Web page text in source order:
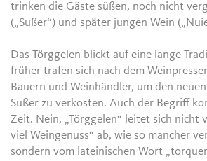
trinken die Gäste süßen, noch nicht
(„Sußer“) und später jungen Wein
Das Törggelen blickt auf eine lange
früher trafen sich nach dem
Bauern und Weinhändler, um den
Sußer zu verkosten. Auch der Begriff
Zeit. Nein, „Törggelen“ leitet sich nicht
viel Weingenuss“ ab, wie so mancher
sondern vom lateinischen Wort